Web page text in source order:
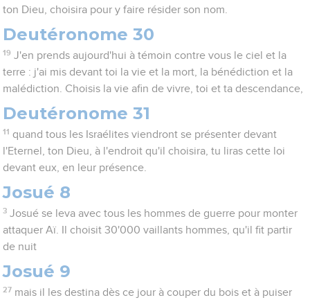
ton Dieu, choisira pour y faire résider son nom.
Deutéronome 30
19 J'en prends aujourd'hui à témoin contre vous le ciel et la
terre : j'ai mis devant toi la vie et la mort, la bénédiction et la
malédiction. Choisis la vie afin de vivre, toi et ta descendance,
Deutéronome 31
11 quand tous les Israélites viendront se présenter devant
l'Eternel, ton Dieu, à l'endroit qu'il choisira, tu liras cette loi
devant eux, en leur présence.
Josué 8
3 Josué se leva avec tous les hommes de guerre pour monter
attaquer Aï. Il choisit 30'000 vaillants hommes, qu'il fit partir
de nuit
Josué 9
27 mais il les destina dès ce jour à couper du bois et à puiser